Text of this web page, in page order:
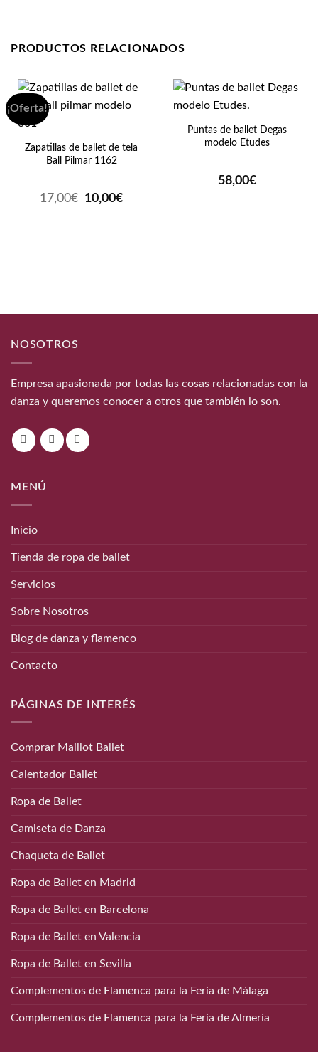
PRODUCTOS RELACIONADOS
¡Oferta!
Zapatillas de ballet de tela
Ball Pilmar 1162
17,00€ El
10,00€El
Puntas de ballet Degas
modelo Etudes
58,00€
NOSOTROS
Empresa apasionada por todas las cosas relacionadas con la
danza y queremos conocer a otros que también lo son.
MENÚ
Inicio
Tienda de ropa de ballet
Servicios
Sobre Nosotros
Blog de danza y flamenco
Contacto
PÁGINAS DE INTERÉS
Comprar Maillot Ballet
Calentador Ballet
Ropa de Ballet
Camiseta de Danza
Chaqueta de Ballet
Ropa de Ballet en Madrid
Ropa de Ballet en Barcelona
Ropa de Ballet en Valencia
Ropa de Ballet en Sevilla
Complementos de Flamenca para la Feria de Málaga
Complementos de Flamenca para la Feria de Almería